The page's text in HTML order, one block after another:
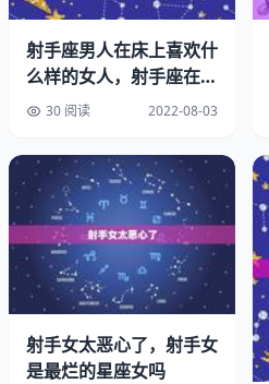
我学的是编导专业，我又是团
一起去拍东西的时候，我特别
要考虑，一点差错都有可能错
用我团队的队友们的话说，一
谁倒霉！
射手座男人在床上喜欢什
么样的女人，射手座在床
上喜欢什么样的女人 sit
30 阅读 2022-08-03
射手女太恶心了，射手女
是最烂的星座女吗